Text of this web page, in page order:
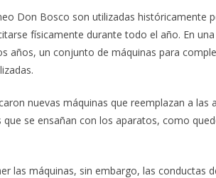
Don Bosco son utilizadas históricamente
físicamente durante todo el año. En
años, un conjunto de máquinas para
nuevas máquinas que reemplazan a las
se ensañan con los aparatos, como
las máquinas, sin embargo, las conductas